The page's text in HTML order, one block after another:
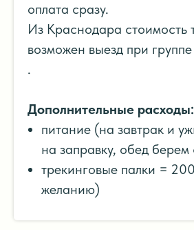
оплата сразу.
Из Краснодара стоимость
возможен выезд при
.
Дополнительные расходы:
питание (на завтрак и
на заправку, обед
трекинговые палки =
желанию)